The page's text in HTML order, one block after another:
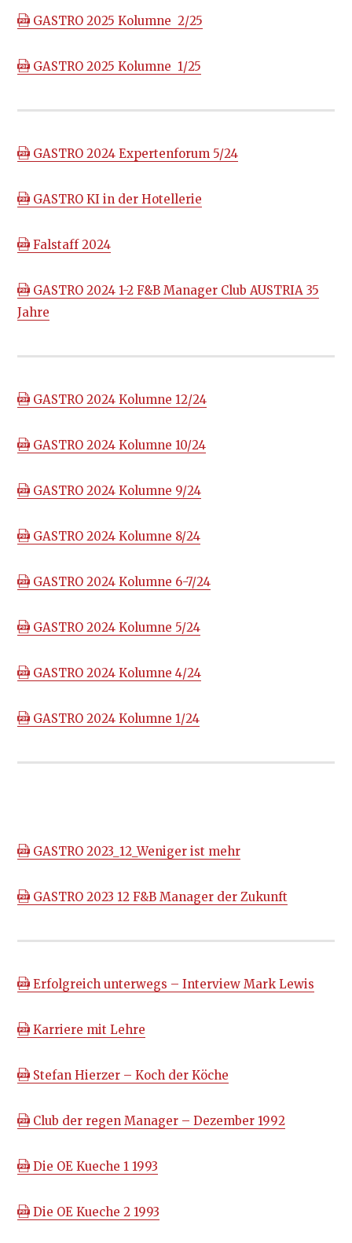
GASTRO 2025 Kolumne 2/25
GASTRO 2025 Kolumne 1/25
GASTRO 2024 Expertenforum 5/24
GASTRO KI in der Hotellerie
Falstaff 2024
GASTRO 2024 1-2 F&B Manager Club AUSTRIA 35
Jahre
GASTRO 2024 Kolumne 12/24
GASTRO 2024 Kolumne 10/24
GASTRO 2024 Kolumne 9/24
GASTRO 2024 Kolumne 8/24
GASTRO 2024 Kolumne 6-7/24
GASTRO 2024 Kolumne 5/24
GASTRO 2024 Kolumne 4/24
GASTRO 2024 Kolumne 1/24
GASTRO 2023_12_Weniger ist mehr
GASTRO 2023 12 F&B Manager der Zukunft
Erfolgreich unterwegs – Interview Mark Lewis
Karriere mit Lehre
Stefan Hierzer – Koch der Köche
Club der regen Manager – Dezember 1992
Die OE Kueche 1 1993
Die OE Kueche 2 1993